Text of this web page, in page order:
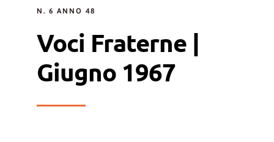
N. 6 ANNO 48
Voci Fraterne |
Giugno 1967